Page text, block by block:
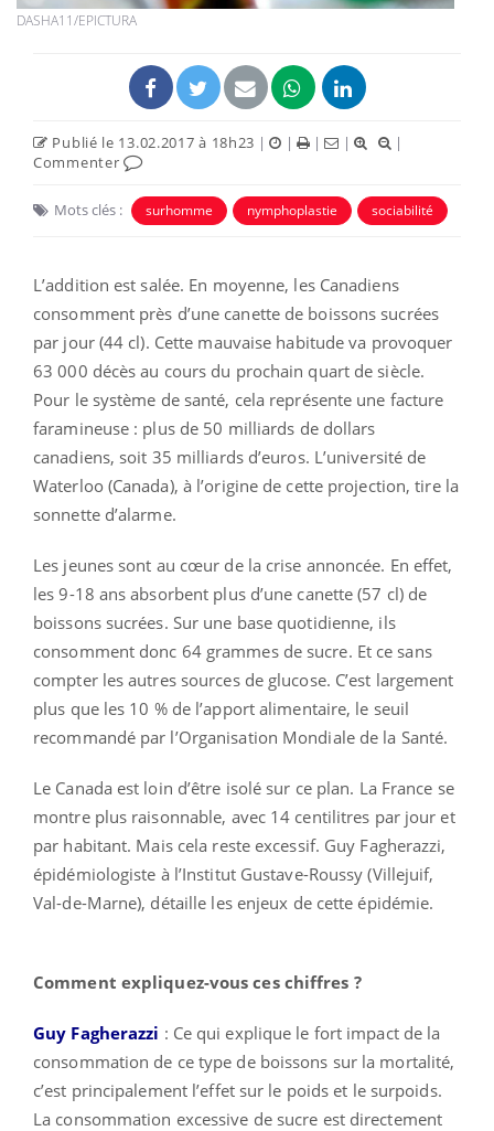
DASHA11/EPICTURA
Publié le 13.02.2017 à 18h23 | | | |
|
Commenter
Mots clés : surhomme nymphoplastie sociabilité
L’addition est salée. En moyenne, les Canadiens
consomment près d’une canette de boissons sucrées
par jour (44 cl). Cette mauvaise habitude va provoquer
63 000 décès au cours du prochain quart de siècle.
Pour le système de santé, cela représente une facture
faramineuse : plus de 50 milliards de dollars
canadiens, soit 35 milliards d’euros. L’université de
Waterloo (Canada), à l’origine de cette projection, tire la
sonnette d’alarme.
Les jeunes sont au cœur de la crise annoncée. En effet,
les 9-18 ans absorbent plus d’une canette (57 cl) de
boissons sucrées. Sur une base quotidienne, ils
consomment donc 64 grammes de sucre. Et ce sans
compter les autres sources de glucose. C’est largement
plus que les 10 % de l’apport alimentaire, le seuil
recommandé par l’Organisation Mondiale de la Santé.
Le Canada est loin d’être isolé sur ce plan. La France se
montre plus raisonnable, avec 14 centilitres par jour et
par habitant. Mais cela reste excessif. Guy Fagherazzi,
épidémiologiste à l’Institut Gustave-Roussy (Villejuif,
Val-de-Marne), détaille les enjeux de cette épidémie.
Comment expliquez-vous ces chiffres ?
Guy Fagherazzi : Ce qui explique le fort impact de la
consommation de ce type de boissons sur la mortalité,
c’est principalement l’effet sur le poids et le surpoids.
La consommation excessive de sucre est directement